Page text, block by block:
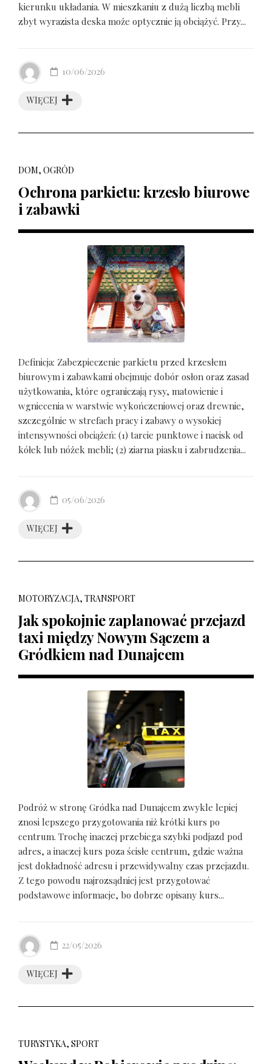
kierunku układania. W mieszkaniu z dużą liczbą mebli
zbyt wyrazista deska może optycznie ją obciążyć. Przy...
WIĘCEJ
10/06/2026
DOM, OGRÓD
Ochrona parkietu: krzesło biurowe
i zabawki
Definicja: Zabezpieczenie parkietu przed krzesłem
biurowym i zabawkami obejmuje dobór osłon oraz zasad
użytkowania, które ograniczają rysy, matowienie i
wgniecenia w warstwie wykończeniowej oraz drewnie,
szczególnie w strefach pracy i zabawy o wysokiej
intensywności obciążeń: (1) tarcie punktowe i nacisk od
kółek lub nóżek mebli; (2) ziarna piasku i zabrudzenia...
WIĘCEJ
05/06/2026
MOTORYZACJA, TRANSPORT
Jak spokojnie zaplanować przejazd
taxi między Nowym Sączem a
Gródkiem nad Dunajcem
Podróż w stronę Gródka nad Dunajcem zwykle lepiej
znosi lepszego przygotowania niż krótki kurs po
centrum. Trochę inaczej przebiega szybki podjazd pod
adres, a inaczej kurs poza ścisłe centrum, gdzie ważna
jest dokładność adresu i przewidywalny czas przejazdu.
Z tego powodu najrozsądniej jest przygotować
podstawowe informacje, bo dobrze opisany kurs...
WIĘCEJ
22/05/2026
TURYSTYKA, SPORT